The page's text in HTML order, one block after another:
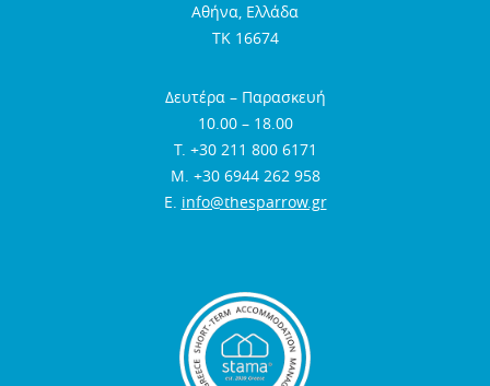
Αθήνα, Ελλάδα
TK 16674
Δευτέρα – Παρασκευή
10.00 – 18.00
Τ. +30 211 800 6171
Μ. +30 6944 262 958
E. info@thesparrow.gr